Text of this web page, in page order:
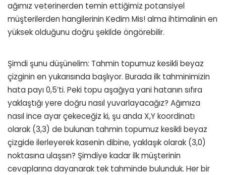
ağımız veterinerden temin ettiğimiz potansiyel
müşterilerden hangilerinin Kedim Mis! alma ihtimalinin en
yüksek olduğunu doğru şekilde öngörebilir.
Şimdi şunu düşünelim: Tahmin topumuz kesikli beyaz
çizginin en yukarısında başlıyor. Burada ilk tahminimizin
hata payı 0,5’ti. Peki topu aşağıya yani hatanın sıfıra
yaklaştığı yere doğru nasıl yuvarlayacağız? Ağımıza
nasıl ince ayar çekeceğiz ki, şu anda X,Y koordinatı
olarak (3,3) de bulunan tahmin topumuz kesikli beyaz
çizgide ilerleyerek kasenin dibine, yaklaşık olarak (3,0)
noktasına ulaşsın? Şimdiye kadar ilk müşterinin
cevaplarına dayanarak tek tahminde bulunduk. Her bir